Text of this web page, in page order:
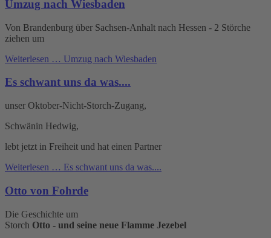
Umzug nach Wiesbaden
Von Brandenburg über Sachsen-Anhalt nach Hessen - 2 Störche
ziehen um
Weiterlesen … Umzug nach Wiesbaden
Es schwant uns da was....
unser Oktober-Nicht-Storch-Zugang,
Schwänin Hedwig,
lebt jetzt in Freiheit und hat einen Partner
Weiterlesen … Es schwant uns da was....
Otto von Fohrde
Die Geschichte um
Storch Otto - und seine neue Flamme Jezebel